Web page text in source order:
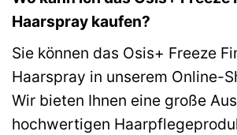
Haarspray kaufen?
Sie können das Osis+ Freeze
Haarspray in unserem Online-
Wir bieten Ihnen eine große
hochwertigen